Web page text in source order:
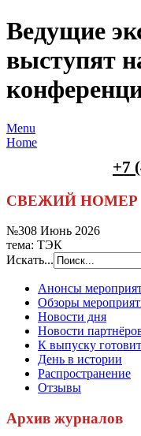
Ведущие
выступят
Menu
Home
+7
СВЕЖИЙ НОМЕР
№308 Июнь 2026
тема: ТЭК
Искать...
Анонсы
Обзоры
Новости дня
Новости
К выпуску
День в истории
Распространение
Отзывы
Архив журналов